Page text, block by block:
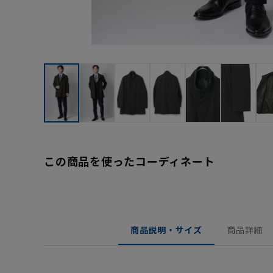
この商品を使ったコーディネート
商品説明・サイズ 商品詳細